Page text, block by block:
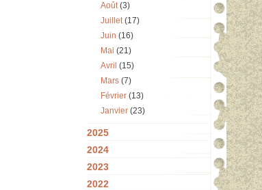
Août(3)
Juillet(17)
Juin (16)
Mai (21)
Avril (15)
Mars (7)
Février (13)
Janvier (23)
2025
2024
2023
2022